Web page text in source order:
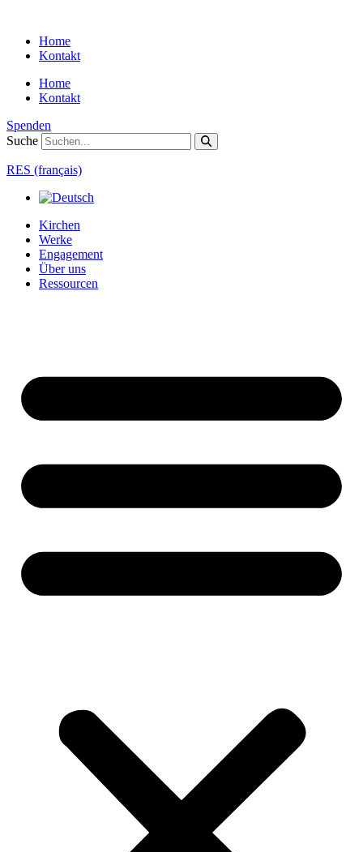
springenHome
Kontakt
Home
Kontakt
Spenden
Suche
RES (français)
Kirchen
Werke
Engagement
Über uns
Ressourcen